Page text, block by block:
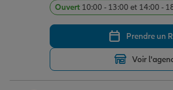
Ouvert 10:00 - 13:00 et 14:00 -
Prendre un
Voir